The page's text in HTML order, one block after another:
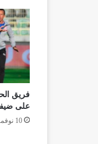
فريق
على
10 نوفمبر 2024